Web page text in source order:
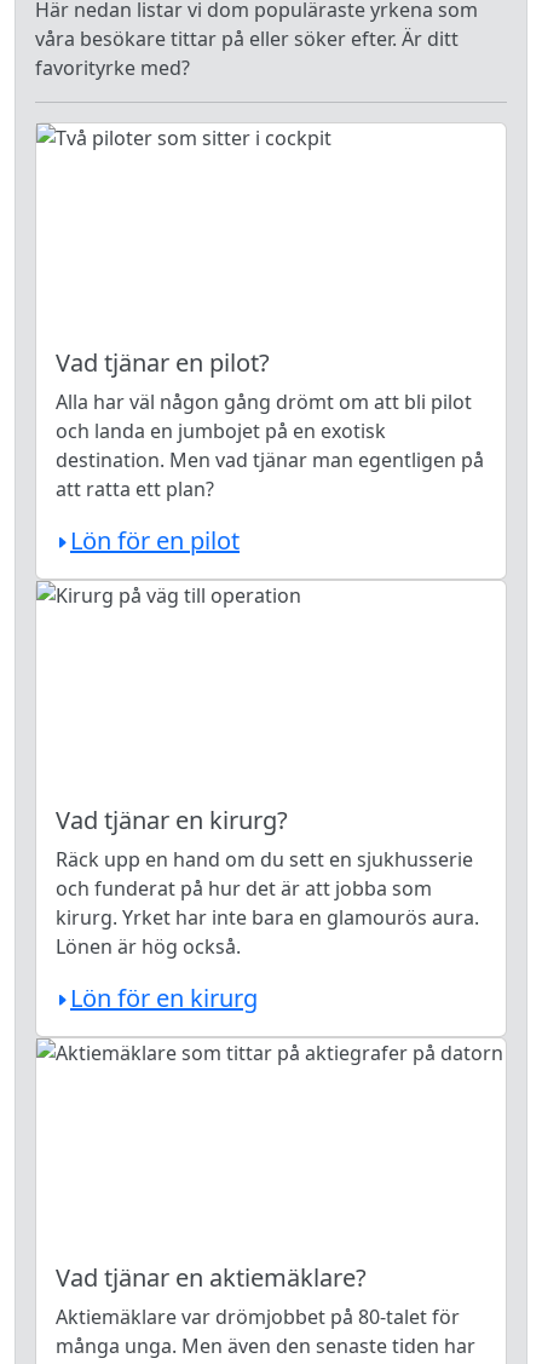
Här nedan listar vi dom populäraste yrkena som
våra besökare tittar på eller söker efter. Är ditt
favorityrke med?
Vad tjänar en pilot?
Alla har väl någon gång drömt om att bli pilot
och landa en jumbojet på en exotisk
destination. Men vad tjänar man egentligen på
att ratta ett plan?
Lön för en pilot
Vad tjänar en kirurg?
Räck upp en hand om du sett en sjukhusserie
och funderat på hur det är att jobba som
kirurg. Yrket har inte bara en glamourös aura.
Lönen är hög också.
Lön för en kirurg
Vad tjänar en aktiemäklare?
Aktiemäklare var drömjobbet på 80-talet för
många unga. Men även den senaste tiden har